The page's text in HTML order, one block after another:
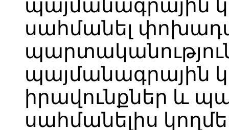
պայմանագրային
սահմանել
պայմանագրային
իրավունքներ և
սահմանելիս